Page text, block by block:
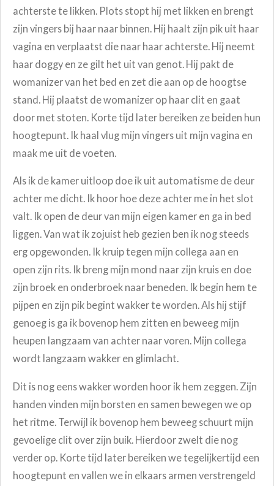
achterste te likken. Plots stopt hij met likken en brengt
zijn vingers bij haar naar binnen. Hij haalt zijn pik uit haar
vagina en verplaatst die naar haar achterste. Hij neemt
haar doggy en ze gilt het uit van genot. Hij pakt de
womanizer van het bed en zet die aan op de hoogtse
stand. Hij plaatst de womanizer op haar clit en gaat
door met stoten. Korte tijd later bereiken ze beiden hun
hoogtepunt. Ik haal vlug mijn vingers uit mijn vagina en
maak me uit de voeten.
Als ik de kamer uitloop doe ik uit automatisme de deur
achter me dicht. Ik hoor hoe deze achter me in het slot
valt. Ik open de deur van mijn eigen kamer en ga in bed
liggen. Van wat ik zojuist heb gezien ben ik nog steeds
erg opgewonden. Ik kruip tegen mijn collega aan en
open zijn rits. Ik breng mijn mond naar zijn kruis en doe
zijn broek en onderbroek naar beneden. Ik begin hem te
pijpen en zijn pik begint wakker te worden. Als hij stijf
genoeg is ga ik bovenop hem zitten en beweeg mijn
heupen langzaam van achter naar voren. Mijn collega
wordt langzaam wakker en glimlacht.
Dit is nog eens wakker worden hoor ik hem zeggen. Zijn
handen vinden mijn borsten en samen bewegen we op
het ritme. Terwijl ik bovenop hem beweeg schuurt mijn
gevoelige clit over zijn buik. Hierdoor zwelt die nog
verder op. Korte tijd later bereiken we tegelijkertijd een
hoogtepunt en vallen we in elkaars armen verstrengeld